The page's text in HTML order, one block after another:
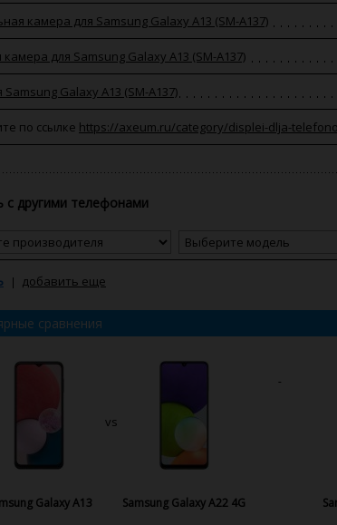
камера для Samsung Galaxy A13 (SM-A137)
для Samsung Galaxy A13 (SM-A137)
Samsung Galaxy A13 (SM-A137)
по ссылке https://axeum.ru/category/displei-dlja-
с другими телефонами
добавить еще
сравнения
Galaxy A13
vs
Samsung Galaxy A22 4G